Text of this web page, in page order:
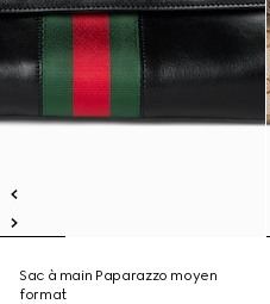
Sac à main Paparazzo moyen
format